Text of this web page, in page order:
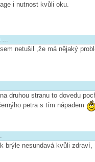
i nutnost kvůli oku.
…
netušil ,že má nějaký
druhou stranu to dovedu
petra s tím nápadem
brýle nesundavá kvůli